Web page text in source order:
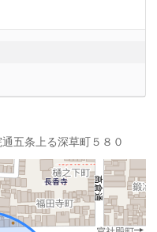
五条上る深草町５８０